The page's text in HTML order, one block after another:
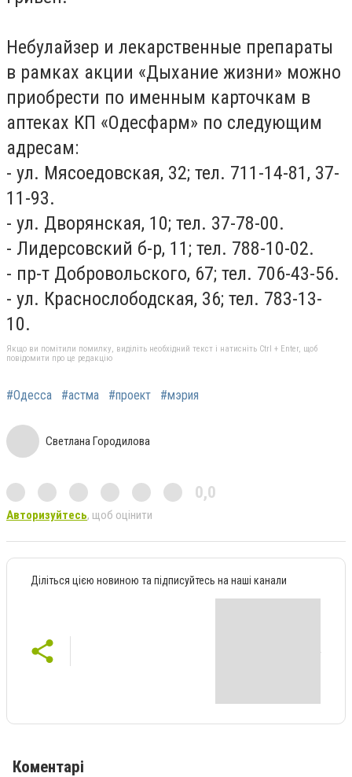
Небулайзер и лекарственные препараты
в рамках акции «Дыхание жизни» можно
приобрести по именным карточкам в
аптеках КП «Одесфарм» по следующим
адресам:
- ул. Мясоедовская, 32; тел. 711-14-81, 37-
11-93.
- ул. Дворянская, 10; тел. 37-78-00.
- Лидерсовский б-р, 11; тел. 788-10-02.
- пр-т Добровольского, 67; тел. 706-43-56.
- ул. Краснослободская, 36; тел. 783-13-
10.
Якщо ви помітили помилку, виділіть необхідний текст і натисніть Ctrl + Enter, щоб
повідомити про це редакцію
#Одесса #астма #проект #мэрия
Светлана Городилова
0,0
Авторизуйтесь, щоб оцінити
Діліться цією новиною та підписуйтесь на наші канали
Коментарі